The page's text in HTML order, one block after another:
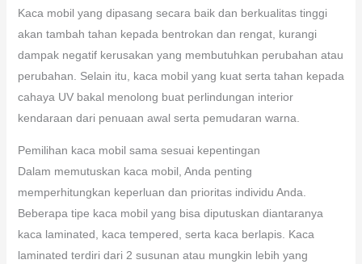
Kaca mobil yang dipasang secara baik dan berkualitas tinggi
akan tambah tahan kepada bentrokan dan rengat, kurangi
dampak negatif kerusakan yang membutuhkan perubahan atau
perubahan. Selain itu, kaca mobil yang kuat serta tahan kepada
cahaya UV bakal menolong buat perlindungan interior
kendaraan dari penuaan awal serta pemudaran warna.
Pemilihan kaca mobil sama sesuai kepentingan
Dalam memutuskan kaca mobil, Anda penting
memperhitungkan keperluan dan prioritas individu Anda.
Beberapa tipe kaca mobil yang bisa diputuskan diantaranya
kaca laminated, kaca tempered, serta kaca berlapis. Kaca
laminated terdiri dari 2 susunan atau mungkin lebih yang